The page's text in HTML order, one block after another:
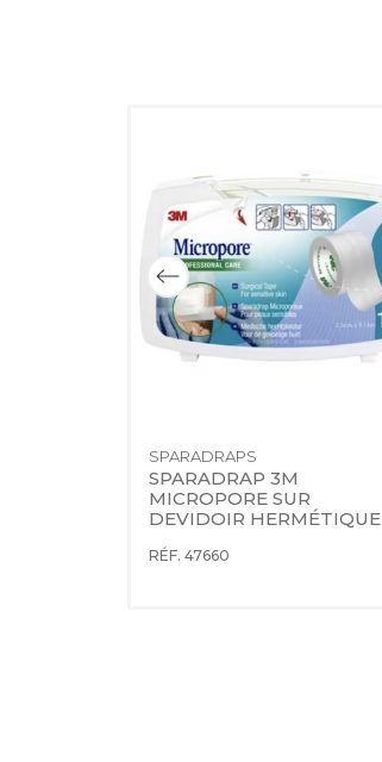
SPARADRAPS
SPARADRAP 3M
MICROPORE SUR
DEVIDOIR HERMÉTIQUE
RÉF. 47660